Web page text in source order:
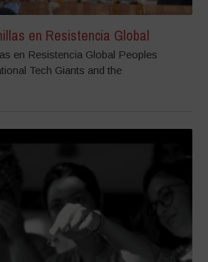
en Resistencia Global
en Resistencia Global Peoples
Tech Giants and the